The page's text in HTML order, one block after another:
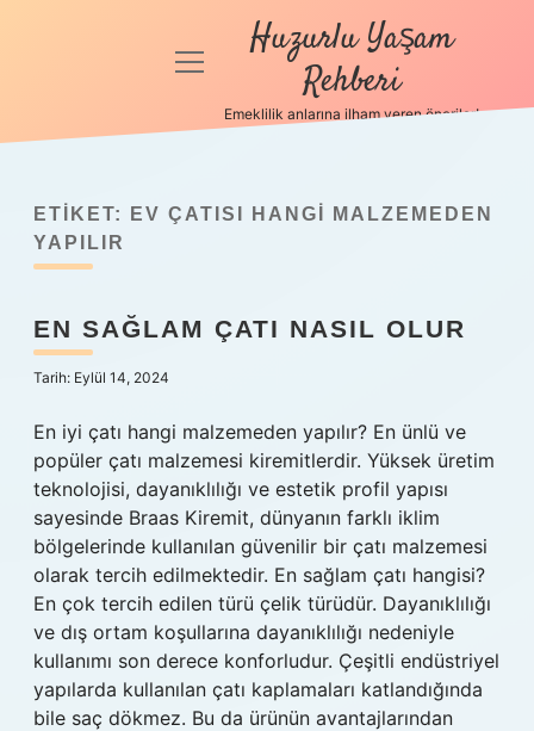
Anasayfa
Politikası
Yasal Uyarı
Hakkımızda
menüyü
Huzurlu Yaşam
Rehberi
Emeklilik anlarına ilham veren öneriler!
ETIKET:
EV ÇATISI HANGI MALZEMEDEN
YAPILIR
EN SAĞLAM ÇATI NASIL OLUR
Tarih: Eylül 14, 2024
En iyi çatı hangi malzemeden yapılır? En ünlü ve
popüler çatı malzemesi kiremitlerdir. Yüksek üretim
teknolojisi, dayanıklılığı ve estetik profil yapısı
sayesinde Braas Kiremit, dünyanın farklı iklim
bölgelerinde kullanılan güvenilir bir çatı malzemesi
olarak tercih edilmektedir. En sağlam çatı hangisi?
En çok tercih edilen türü çelik türüdür. Dayanıklılığı
ve dış ortam koşullarına dayanıklılığı nedeniyle
kullanımı son derece konforludur. Çeşitli endüstriyel
yapılarda kullanılan çatı kaplamaları katlandığında
bile saç dökmez. Bu da ürünün avantajlarından